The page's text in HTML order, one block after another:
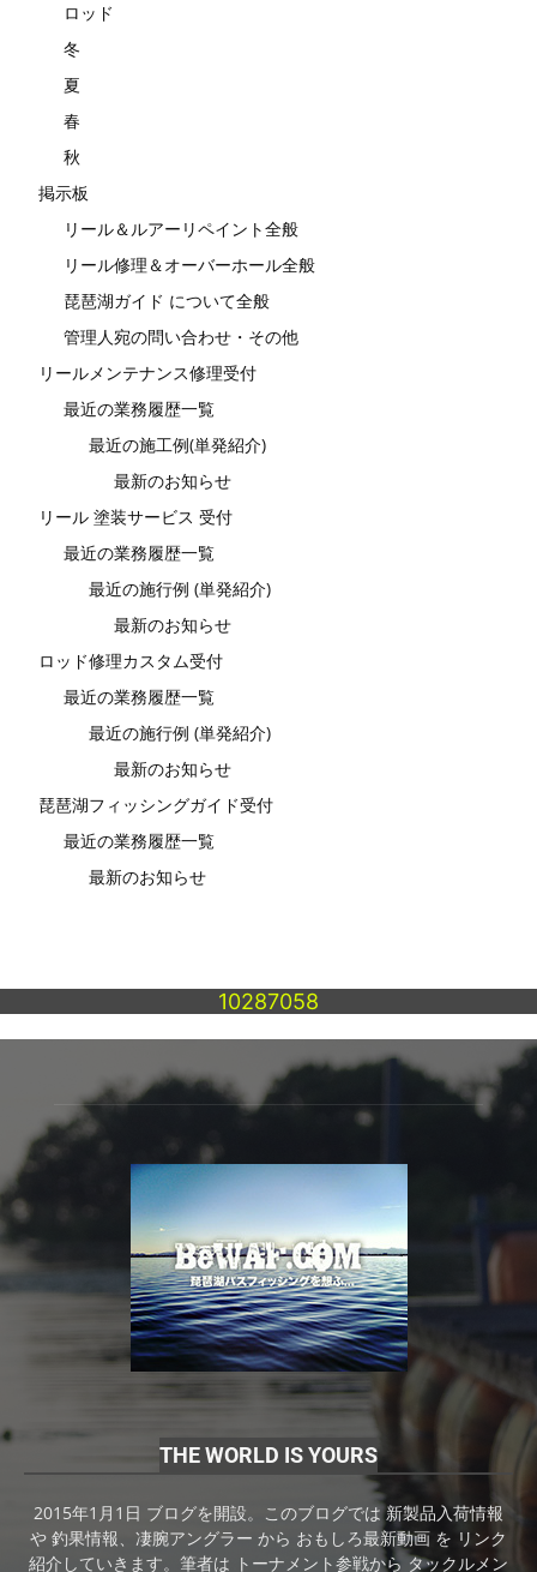
ロッド
冬
夏
春
秋
掲示板
リール＆ルアーリペイント全般
リール修理＆オーバーホール全般
琵琶湖ガイド について全般
管理人宛の問い合わせ・その他
リールメンテナンス修理受付
最近の業務履歴一覧
最近の施工例(単発紹介)
最新のお知らせ
リール 塗装サービス 受付
最近の業務履歴一覧
最近の施行例 (単発紹介)
最新のお知らせ
ロッド修理カスタム受付
最近の業務履歴一覧
最近の施行例 (単発紹介)
最新のお知らせ
琵琶湖フィッシングガイド受付
最近の業務履歴一覧
最新のお知らせ
10287058
THE WORLD IS YOURS
2015年1月1日 ブログを開設。このブログでは 新製品入荷情報
や 釣果情報、凄腕アングラー から おもしろ最新動画 を リンク
紹介していきます。筆者は トーナメント参戦から タックルメン